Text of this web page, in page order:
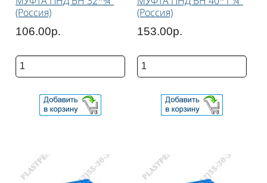
(Россия)
106.00р.
(Россия)
153.00р.